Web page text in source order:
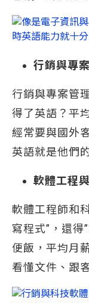
行銷與專
行銷與專案管
得了英語？平
經常要與國外
英語就是他們
軟體工程
軟體工程師和
寫程式”，還得
便飯，平均月
看懂文件、跟